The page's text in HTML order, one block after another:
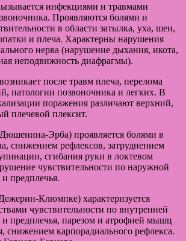
инфекциями и травмами
Проявляются болями и
в области затылка, уха, шеи,
и плеча. Характерны нарушения
нерва (нарушение дыхания, икота,
неподвижность диафрагмы).
после травм плеча, перелома
патологии позвоночника и легких. В
поражения различают верхний,
плечевой плексит.
Эрба) проявляется болями в
снижением рефлексов, затруднением
сгибания руки в локтевом
чувствительности по наружной
предплечья.
Клюмпке) характеризуется
чувствительности по внутренней
и предплечья, парезом и атрофией мышц
снижением карпорадиального рефлекса.